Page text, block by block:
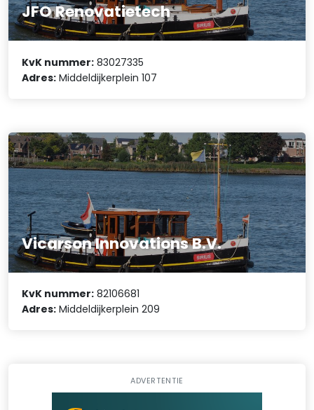
JFO Renovatietech
KvK nummer: 83027335
Adres: Middeldijkerplein 107
Vicarson Innovations B.V.
KvK nummer: 82106681
Adres: Middeldijkerplein 209
ADVERTENTIE